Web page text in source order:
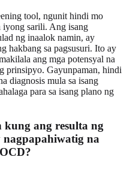
tool, ngunit hindi mo
iyong sarili. Ang isang
ng inaalok namin, ay
hakbang sa pagsusuri. Ito ay
ang mga potensyal na
prinsipyo. Gayunpaman, hindi
diagnosis mula sa isang
para sa isang plano ng
ang resulta ng
nagpapahiwatig na